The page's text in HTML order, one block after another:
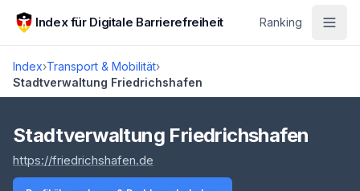
Zum Hauptinhalt springen
Index für Digitale Barrierefreiheit Ranking
Index›Transport & Mobilität›
Stadtverwaltung Friedrichshafen
Score lädt
Stadtverwaltung Friedrichshafen
https://friedrichshafen.de